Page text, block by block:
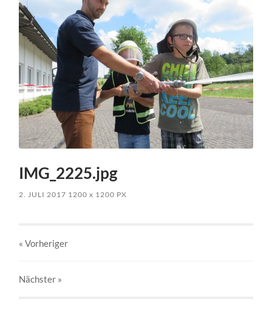
IMG_2225.jpg
2. JULI 2017 1200x 1200 PX
« Vorheriger
Nächster »